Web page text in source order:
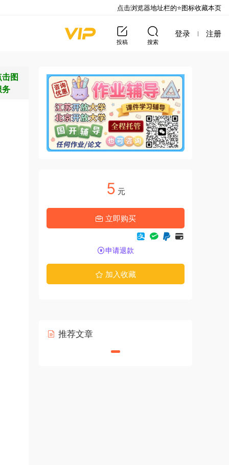
投稿 搜索
登录 注册
图
务
5 元
立即购买
申请退款
加入收藏
推荐文章
点击浏览器地址栏的⭐图标收藏本页